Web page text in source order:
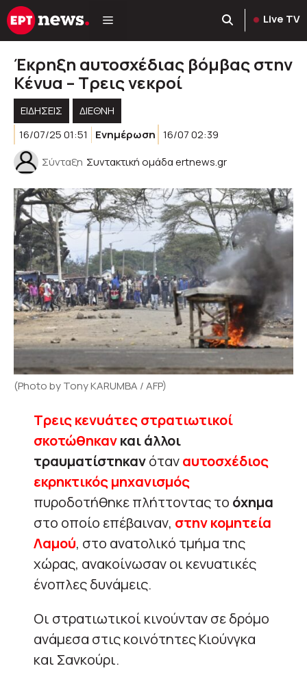
Μετάβαση
σε
Live TV
Έκρηξη αυτοσχέδιας βόμβας στην
Κένυα – Τρεις νεκροί
ΕΙΔΗΣΕΙΣ
ΔΙΕΘΝΗ
16/07/25 01:51
Ενημέρωση 16/07 02:39
Σύνταξη Συντακτική ομάδα ertnews.gr
(Photo by Tony KARUMBA / AFP)
Τρεις κενυάτες στρατιωτικοί
σκοτώθηκανκαι άλλοι
τραυματίστηκανόταναυτοσχέδιος
εκρηκτικός μηχανισμός
πυροδοτήθηκε πλήττοντας το όχημα
στο οποίο επέβαιναν, στην κομητεία
Λαμού, στο ανατολικό τμήμα της
χώρας, ανακοίνωσαν οι κενυατικές
ένοπλες δυνάμεις.
Οι στρατιωτικοί κινούνταν σε δρόμο
ανάμεσα στις κοινότητες Κιούνγκα
και Σανκούρι.